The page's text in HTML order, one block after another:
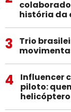
história da
3
Trio
movimenta
4
Influencer
piloto:
helicóptero